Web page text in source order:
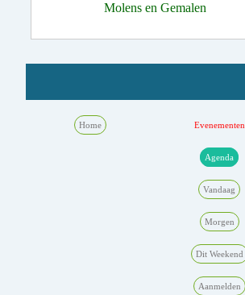
Molens en Gemalen
Home Evenementen
Agenda
Vandaag
Morgen
Dit Weekend
Aanmelden